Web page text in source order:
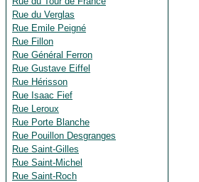
Rue du Verglas
Rue Emile Peigné
Rue Fillon
Rue Général Ferron
Rue Gustave Eiffel
Rue Hérisson
Rue Isaac Fief
Rue Leroux
Rue Porte Blanche
Rue Pouillon Desgranges
Rue Saint-Gilles
Rue Saint-Michel
Rue Saint-Roch